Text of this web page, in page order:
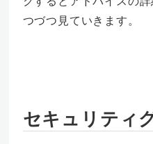
つづつ見ていきます。
セキュリティ